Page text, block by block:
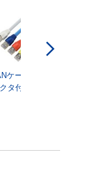
ケーブル(コ
タ付)